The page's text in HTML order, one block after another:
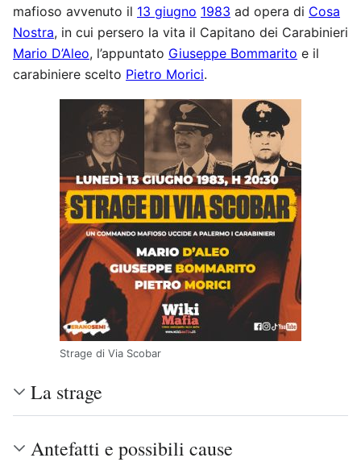
mafioso avvenuto il 13 giugno 1983 ad opera di Cosa
Nostra, in cui persero la vita il Capitano dei Carabinieri
Mario D’Aleo, l’appuntato Giuseppe Bommarito e il
carabiniere scelto Pietro Morici.
Strage di Via Scobar
La strage
Antefatti e possibili cause